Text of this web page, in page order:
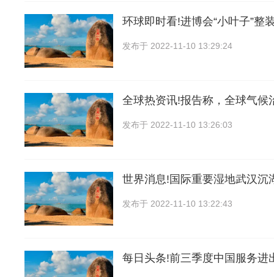
环球即时看!进博会“小叶子”整
发布于 2022-11-10 13:29:24
全球热资讯!报告称，全球气候
发布于 2022-11-10 13:26:03
世界消息!国际重要湿地武汉沉
发布于 2022-11-10 13:22:43
每日头条!前三季度中国服务进